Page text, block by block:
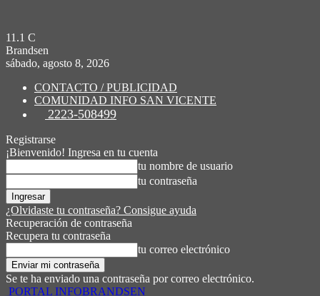
11.1 C
Brandsen
sábado, agosto 8, 2026
CONTACTO / PUBLICIDAD
COMUNIDAD INFO SAN VICENTE
2223-508499
Registrarse
¡Bienvenido! Ingresa en tu cuenta
tu nombre de usuario
tu contraseña
¿Olvidaste tu contraseña? Consigue ayuda
Recuperación de contraseña
Recupera tu contraseña
tu correo electrónico
Se te ha enviado una contraseña por correo electrónico.
PORTAL INFOBRANDSEN